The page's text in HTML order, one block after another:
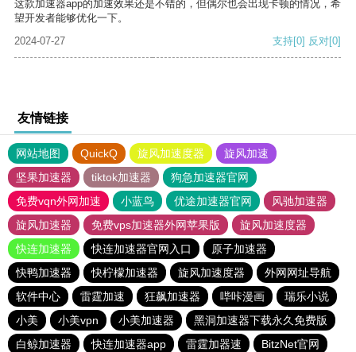
这款加速器app的加速效果还是不错的，但偶尔也会出现卡顿的情况，希
望开发者能够优化一下。
2024-07-27
支持[0] 反对[0]
友情链接
网站地图 QuickQ 旋风加速度器
旋风加速
坚果加速器
tiktok加速器
狗急加速器官网
免费vqn外网加速
小蓝鸟 优途加速器官网
风驰加速器
旋风加速器
免费vps加速器外网苹果版
旋风加速度器
快连加速器
快连加速器官网入口
原子加速器
快鸭加速器
快柠檬加速器 旋风加速度器
外网网址导航
软件中心
雷霆加速 狂飙加速器 哔咔漫画
瑞乐小说
小美
小美vpn 小美加速器
黑洞加速器下载永久免费版
白鲸加速器
快连加速器app 雷霆加器速
BitzNet官网